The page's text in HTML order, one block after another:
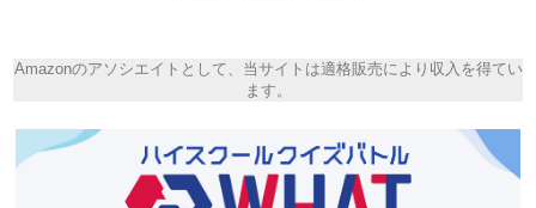
Amazonのアソシエイトとして、当サイトは適格販売により収入を得てい
ます。